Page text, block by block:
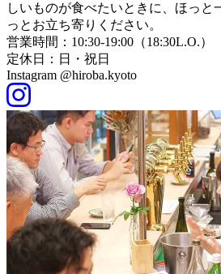
しいものが食べたいときに、ほっと
っとお立ち寄りください。
営業時間：10:30-19:00（18:30L.O.）
定休日：日・祝日
Instagram @hiroba.kyoto